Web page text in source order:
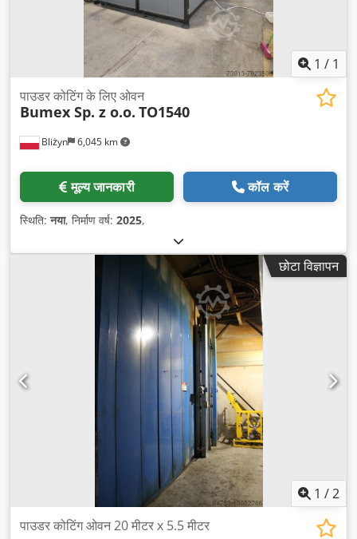
1 / 1
Bliżyn 6,045 km
पाउडर कोटिंग के लिए ओवन
Bumex Sp. z o.o. TO1540
मूल्य जानकारी कॉल करें
स्थिति:नया, निर्माण वर्ष: 2025,
छोटा विज्ञापन
1 /2
पाउडर कोटिंग ओवन 20 मीटर x 5.5 मीटर